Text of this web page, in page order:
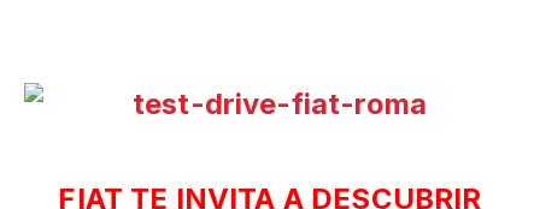
FIAT TE INVITA A DESCUBRIR